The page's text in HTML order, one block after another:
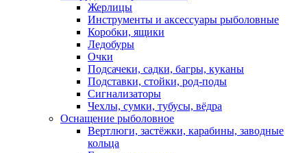
Жерлицы
Инструменты и аксессуары рыболовные
Коробки, ящики
Ледобуры
Очки
Подсачеки, садки, багры, куканы
Подставки, стойки, род-поды
Сигнализаторы
Чехлы, сумки, тубусы, вёдра
Оснащение рыболовное
Вертлюги, застёжки, карабины, заводные
кольца